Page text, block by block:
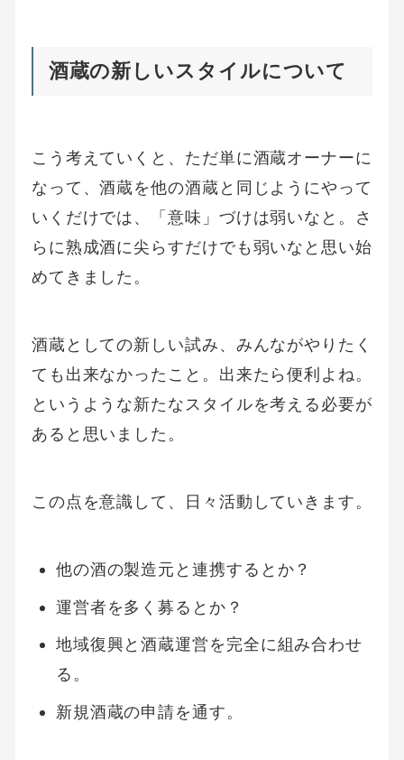
酒蔵の新しいスタイルについて
こう考えていくと、ただ単に酒蔵オーナーに
なって、酒蔵を他の酒蔵と同じようにやって
いくだけでは、「意味」づけは弱いなと。さ
らに熟成酒に尖らすだけでも弱いなと思い始
めてきました。
酒蔵としての新しい試み、みんながやりたく
ても出来なかったこと。出来たら便利よね。
というような新たなスタイルを考える必要が
あると思いました。
この点を意識して、日々活動していきます。
他の酒の製造元と連携するとか？
運営者を多く募るとか？
地域復興と酒蔵運営を完全に組み合わせ
る。
新規酒蔵の申請を通す。